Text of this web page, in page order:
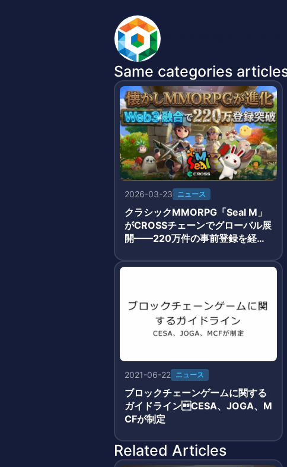
Same categories
2026-03-23 ニュース
クラシックMMORPG「Seal M」
がCROSSチェーンでグローバル展
開——220万件の事前登録を経て
2021-06-22 ニュース
ブロックチェーンゲームに関する
ガイドラインCESA、JOGA、M
CFが制定
Related Articles